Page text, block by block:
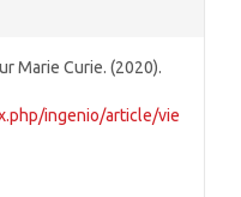
Marie Curie. (2020).
ingenio/article/vie